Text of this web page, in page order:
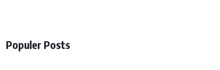
Populer Posts